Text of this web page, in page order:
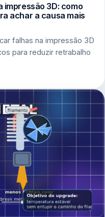
impressão 3D: como
achar a causa mais
falhas na impressão 3D
para reduzir retrabalho